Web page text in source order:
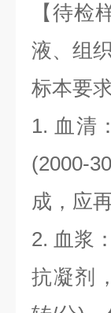
【待检
液、组
标本要
1. 血清
(2000-
成，应
2. 血浆
抗凝剂